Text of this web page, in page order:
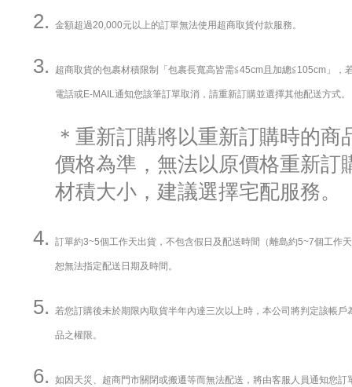
金額超過20,000元以上的訂單無法使用超商取貨付款服務。
超商取貨的包裹材積限制「包裹長寬高皆需≦45cm且加總≦105cm」，
電話或E-MAIL通知您該筆訂單取消，請重新訂購並選擇其他配送方式。
＊重新訂購將以重新訂購時的商
價格為準，無法以原價格重新訂
材積大小，建議選擇宅配服務。
訂單約3~5個工作天出貨，不包含假日及配送時間（離島約5~7個工作
恕無法指定配送日期及時間。
若您訂購後未於期限內取貨半年內達三次以上時，本公司將判定該帳
品之權限。
如因天災、超商門市關閉或搬遷等而無法配送，將由客服人員通知您